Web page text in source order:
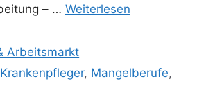
– … Weiterlesen
Arbeitsmarkt
Krankenpfleger, Mangelberufe,